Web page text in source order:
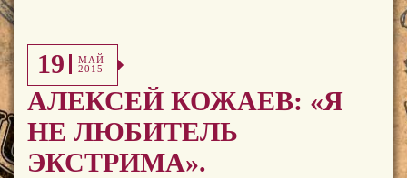
19
МАЙ
2015
АЛЕКСЕЙ КОЖАЕВ: «Я
НЕ ЛЮБИТЕЛЬ
ЭКСТРИМА».